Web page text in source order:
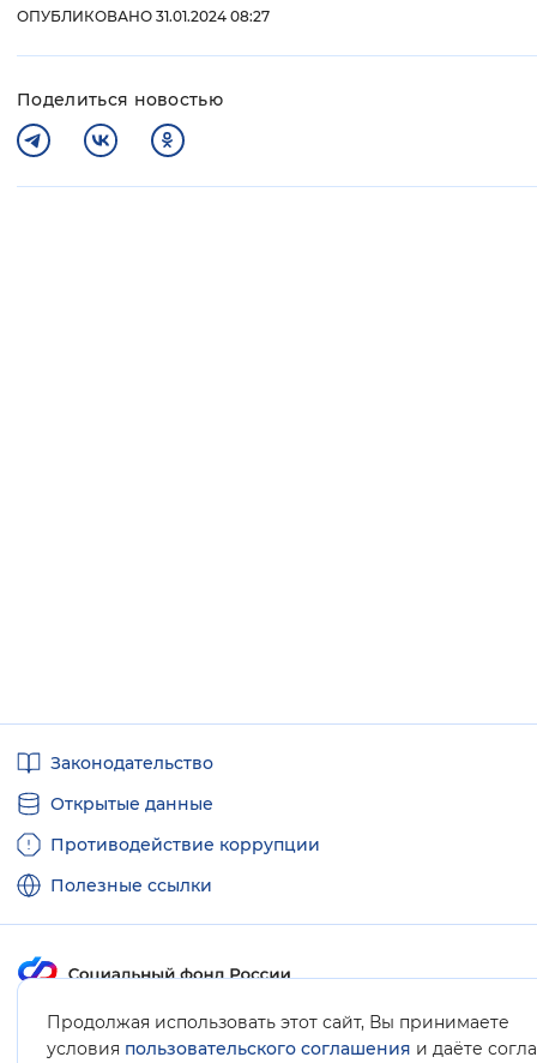
ОПУБЛИКОВАНО 31.01.2024 08:27
Поделиться новостью
Продолжая использовать этот сайт, Вы принимаете
условия пользовательского соглашения и даёте
ссылкиЗаконодательство
Открытые данные
Противодействие коррупции
Полезные ссылки
Карта сайта